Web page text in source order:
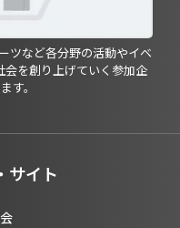
ツなど各分野の活動やイベ
会を創り上げていく参加企
す。
サイト